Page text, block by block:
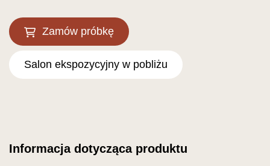
Zamów próbkę
Salon ekspozycyjny w pobliżu
Informacja dotycząca produktu